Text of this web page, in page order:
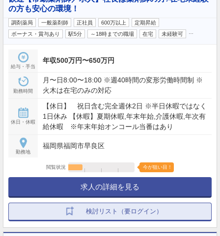
の方も安心の環境！
調剤薬局 一般薬剤師 正社員 600万以上
定期昇給
ボーナス・賞与あり
駅5分 ～18時までの職場 在宅 未経験可
給与・手当
年収500万円〜650万円
勤務時間
月〜日8:00〜18:00 ※週40時間の変形労働時間制 ※
火木は在宅のみの対応
休日・休暇
【休日】 祝日含む完全週休2日 ※半日休暇ではなく
1日休み 【休暇】夏期休暇,年末年始,介護休暇,年次有
給休暇 ※年末年始オンコール当番はあり
勤務地
福岡県福岡市早良区
閲覧状況 今が狙い目！
求人の詳細を見る
検討リスト（要ログイン）